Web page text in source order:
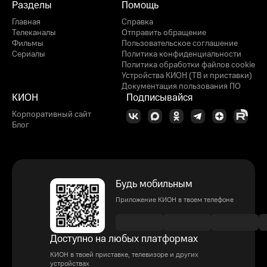
Разделы
Главная
Телеканалы
Фильмы
Сериалы
Помощь
Справка
Отправить обращение
Пользовательское соглашение
Политика конфиденциальности
Политика обработки файлов cookie
Устройства КИОН (ТВ и приставки)
Документация пользования ПО
КИОН
Корпоративный сайт
Блог
Подписывайся
Будь мобильным
Приложение КИОН в твоем телефоне
Доступно на любых платформах
КИОН в твоей приставке, телевизоре и других
устройствах